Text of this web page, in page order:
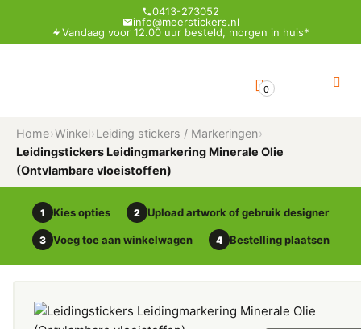
0413-273052
info@meerstickers.nl
Vandaag voor 12.00 uur besteld, morgen in huis*
0
Home›Winkel›Leiding stickers / Markeringen›
Leidingstickers Leidingmarkering Minerale Olie
(Ontvlambare vloeistoffen)
1 Kies opties 2 Upload artwork of gebruik designer
3 Voeg toe aan winkelwagen 4 Bestelling plaatsen